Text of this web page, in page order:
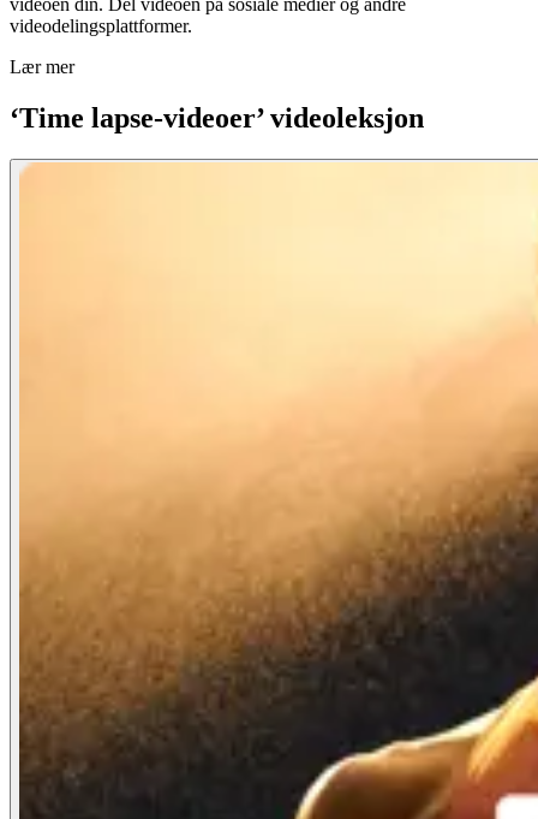
videoen din. Del videoen på sosiale medier og andre
videodelingsplattformer.
Lær mer
‘Time lapse-videoer’ videoleksjon